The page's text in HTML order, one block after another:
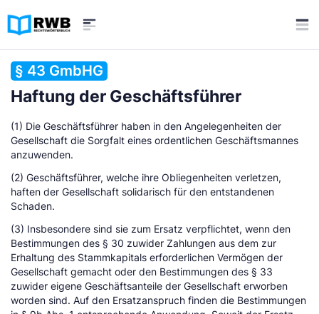
§ 43 GmbHG
Haftung der Geschäftsführer
(1) Die Geschäftsführer haben in den Angelegenheiten der
Gesellschaft die Sorgfalt eines ordentlichen Geschäftsmannes
anzuwenden.
(2) Geschäftsführer, welche ihre Obliegenheiten verletzen,
haften der Gesellschaft solidarisch für den entstandenen
Schaden.
(3) Insbesondere sind sie zum Ersatz verpflichtet, wenn den
Bestimmungen des § 30 zuwider Zahlungen aus dem zur
Erhaltung des Stammkapitals erforderlichen Vermögen der
Gesellschaft gemacht oder den Bestimmungen des § 33
zuwider eigene Geschäftsanteile der Gesellschaft erworben
worden sind. Auf den Ersatzanspruch finden die Bestimmungen